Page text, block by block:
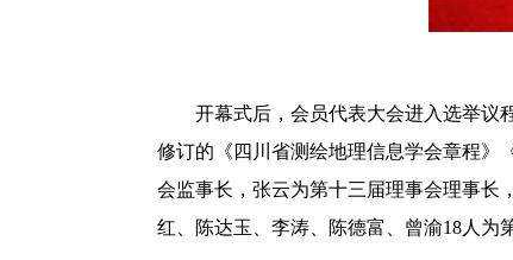
开幕式后，会员代表大会进入选举议
修订的《四川省测绘地理信息学会章程》
会监事长，张云为第十三届理事会理事长
红、陈达玉、李涛、陈德富、曾渝18人为